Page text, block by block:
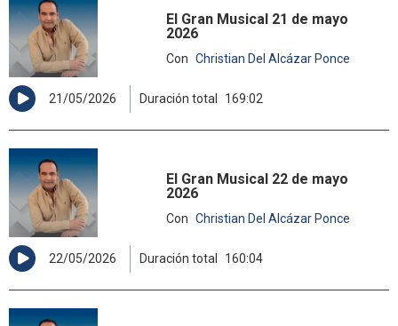
El Gran Musical 21 de mayo
2026
Con Christian Del Alcázar Ponce
21/05/2026 Duración total 169:02
El Gran Musical 22 de mayo
2026
Con Christian Del Alcázar Ponce
22/05/2026 Duración total 160:04